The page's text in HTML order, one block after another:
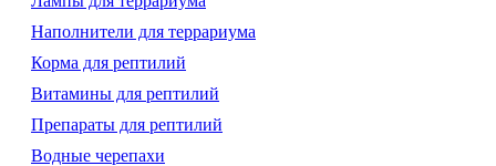
Наполнители для террариума
Корма для рептилий
Витамины для рептилий
Препараты для рептилий
Водные черепахи